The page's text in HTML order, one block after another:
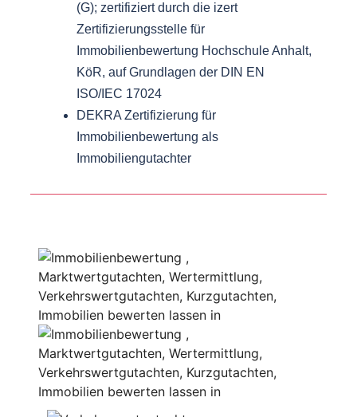
(G); zertifiziert durch die izert
Zertifizierungsstelle für
Immobilienbewertung Hochschule Anhalt,
KöR, auf Grundlagen der DIN EN
ISO/IEC 17024
DEKRA Zertifizierung für
Immobilienbewertung als
Immobiliengutachter